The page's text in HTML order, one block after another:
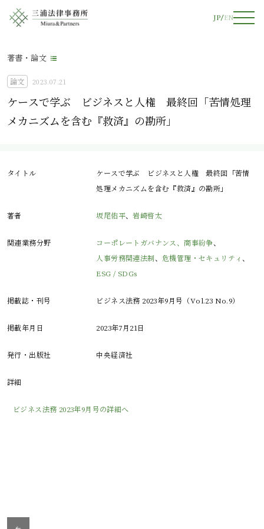
JP EN
著書・論文
論文 2023.07.21
ケースで学ぶ ビジネスと人権 最終回「苦情処理
メカニズムを含む『救済』の勘所」
タイトル
ケースで学ぶ ビジネスと人権 最終回「苦情
処理メカニズムを含む『救済』の勘所」
著者 坂尾佑平、岩崎啓太
関連業務分野 コーポレートガバナンス、商事紛争、
人事労務関連法制、 危機管理・セキュリティ、
ESG / SDGs
掲載誌・刊号 ビジネス法務 2023年9月号（Vol.23 No.9）
掲載年月日 2023年7月21日
発行・出版社 中央経済社
詳細
ビジネス法務 2023年9月号の詳細へ